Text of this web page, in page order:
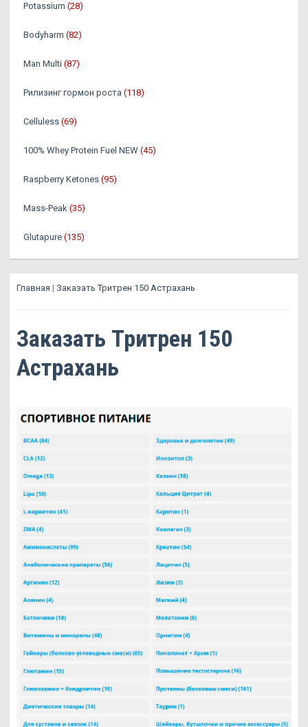
Potassium (28)
Bodyharm (82)
Man Multi (87)
Рилизинг гормон роста (118)
Celluless (69)
100% Whey Protein Fuel NEW (45)
Raspberry Ketones (95)
Mass-Peak (35)
Glutapure (135)
Главная | Заказать Тритрен 150 Астрахань
Заказать Тритрен 150
Астрахань